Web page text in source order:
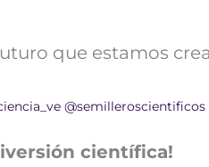
que estamos
@semilleroscientificos
científica!